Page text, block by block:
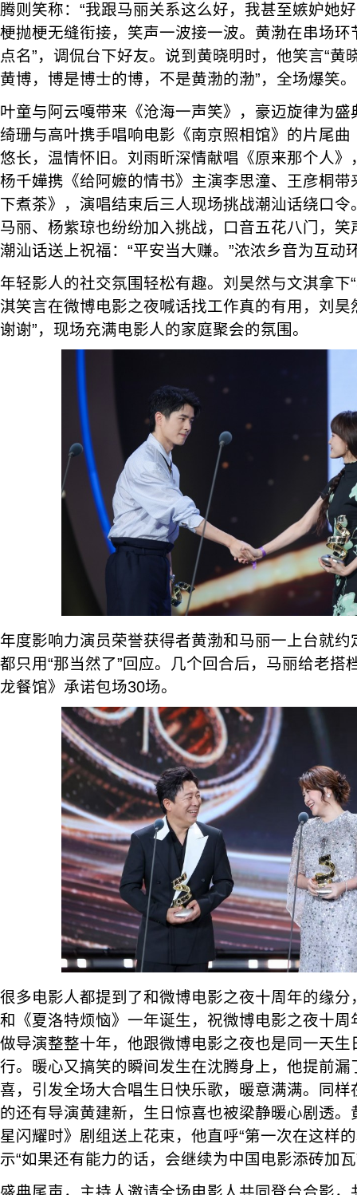
腾则笑称：“我跟马丽关系这么好，我甚至嫉妒她
梗抛梗无缝衔接，笑声一波接一波。黄渤在串场环
点名”，调侃台下好友。说到黄晓明时，他笑言“
黄博，博是博士的博，不是黄渤的渤”，全场爆笑。
叶童与阿云嘎带来《沧海一声笑》，豪迈旋律为
绮珊与高叶携手唱响电影《南京照相馆》的片尾
悠长，温情怀旧。刘雨昕深情献唱《原来那个人
杨千嬅携《给阿嬷的情书》主演李思潼、王彦桐
下煮茶》，演唱结束后三人现场挑战潮汕话绕口
马丽、杨紫琼也纷纷加入挑战，口音五花八门，
潮汕话送上祝福：“平安当大赚。”浓浓乡音为互动
年轻影人的社交氛围轻松有趣。刘昊然与文淇拿下
淇笑言在微博电影之夜喊话找工作真的有用，刘昊
谢谢”，现场充满电影人的家庭聚会的氛围。
年度影响力演员荣誉获得者黄渤和马丽一上台就
都只用“那当然了”回应。几个回合后，马丽给老搭
龙餐馆》承诺包场30场。
很多电影人都提到了和微博电影之夜十周年的缘
和《夏洛特烦恼》一年诞生，祝微博电影之夜十
做导演整整十年，他跟微博电影之夜也是同一天生
行。暖心又搞笑的瞬间发生在沈腾身上，他提前漏
喜，引发全场大合唱生日快乐歌，暖意满满。同
的还有导演黄建新，生日惊喜也被梁静暖心剧透
星闪耀时》剧组送上花束，他直呼“第一次在这样
示“如果还有能力的话，会继续为中国电影添砖加瓦